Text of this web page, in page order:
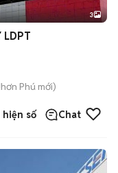
3
Phú mới)
hiện số Chat